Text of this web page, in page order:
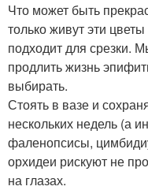
Что может быть
только живут эти
подходит для срезки.
продлить жизнь
выбирать.
Стоять в вазе и
нескольких недель (а
фаленопсисы,
орхидеи рискуют не
на глазах.